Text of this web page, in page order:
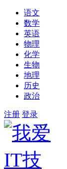
语文
数学
英语
物理
化学
生物
地理
历史
政治
注册 登录